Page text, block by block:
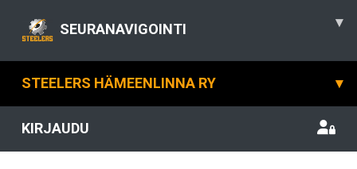
SEURANAVIGOINTI ▾
STEELERS HÄMEENLINNA RY ▾
KIRJAUDU